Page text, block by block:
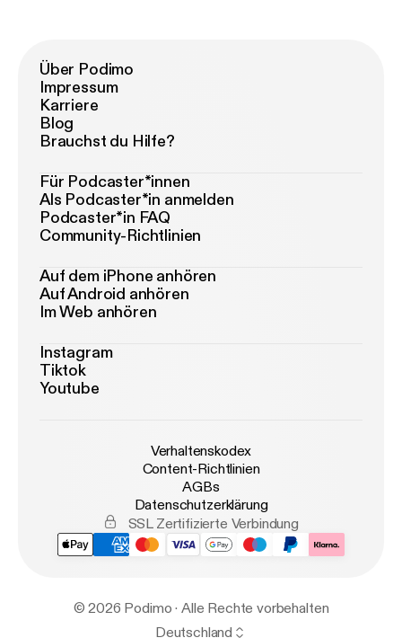
Über Podimo
Impressum
Karriere
Blog
Brauchst du Hilfe?
Für Podcaster*innen
Als Podcaster*in anmelden
Podcaster*in FAQ
Community-Richtlinien
Auf dem iPhone anhören
Auf Android anhören
Im Web anhören
Instagram
Tiktok
Youtube
Verhaltenskodex
Content-Richtlinien
AGBs
Datenschutzerklärung
SSL Zertifizierte Verbindung
© 2026 Podimo · Alle Rechte vorbehalten
Deutschland